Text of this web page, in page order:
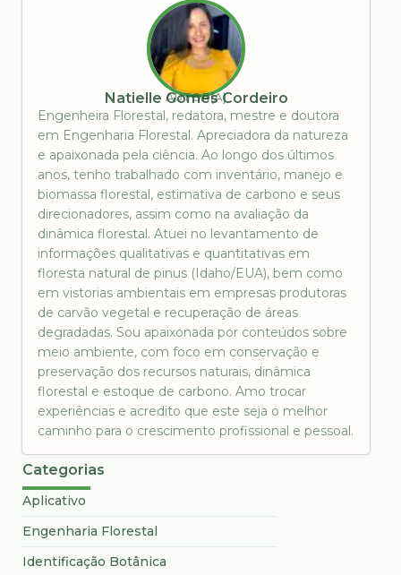
AUTOR(A)
Natielle Gomes Cordeiro
Engenheira Florestal, redatora, mestre e doutora
em Engenharia Florestal. Apreciadora da natureza
e apaixonada pela ciência. Ao longo dos últimos
anos, tenho trabalhado com inventário, manejo e
biomassa florestal, estimativa de carbono e seus
direcionadores, assim como na avaliação da
dinâmica florestal. Atuei no levantamento de
informações qualitativas e quantitativas em
floresta natural de pinus (Idaho/EUA), bem como
em vistorias ambientais em empresas produtoras
de carvão vegetal e recuperação de áreas
degradadas. Sou apaixonada por conteúdos sobre
meio ambiente, com foco em conservação e
preservação dos recursos naturais, dinâmica
florestal e estoque de carbono. Amo trocar
experiências e acredito que este seja o melhor
caminho para o crescimento profissional e pessoal.
Categorias
Aplicativo
Engenharia Florestal
Identificação Botânica